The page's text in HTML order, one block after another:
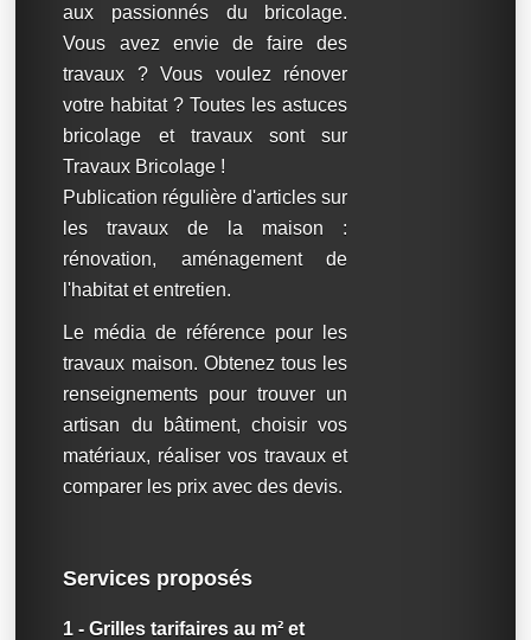
aux passionnés du bricolage.
Vous avez envie de faire des
travaux ? Vous voulez rénover
votre habitat ? Toutes les astuces
bricolage et travaux sont sur
Travaux Bricolage !
Publication régulière d'articles sur
les travaux de la maison :
rénovation, aménagement de
l'habitat et entretien.
Le média de référence pour les
travaux maison. Obtenez tous les
renseignements pour trouver un
artisan du bâtiment, choisir vos
matériaux, réaliser vos travaux et
comparer les prix avec des devis.
Services proposés
1 - Grilles tarifaires au m² et